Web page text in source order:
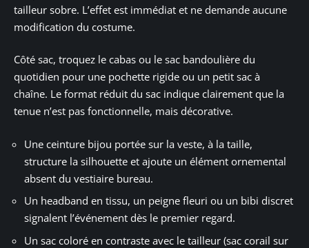
tailleur sobre. L’effet est immédiat et ne demande aucune
modification du costume.
Côté sac, troquez le cabas ou le sac bandoulière du
quotidien pour une pochette rigide ou un petit sac à
chaîne. Le format réduit du sac indique clairement que la
tenue n’est pas fonctionnelle, mais décorative.
Une ceinture bijou portée sur la veste, à la taille,
structure la silhouette et ajoute un élément ornemental
absent du vestiaire bureau.
Un headband en tissu, un peigne fleuri ou un bibi discret
signalent l’événement dès le premier regard.
Un sac coloré en contraste avec le tailleur (sac corail sur